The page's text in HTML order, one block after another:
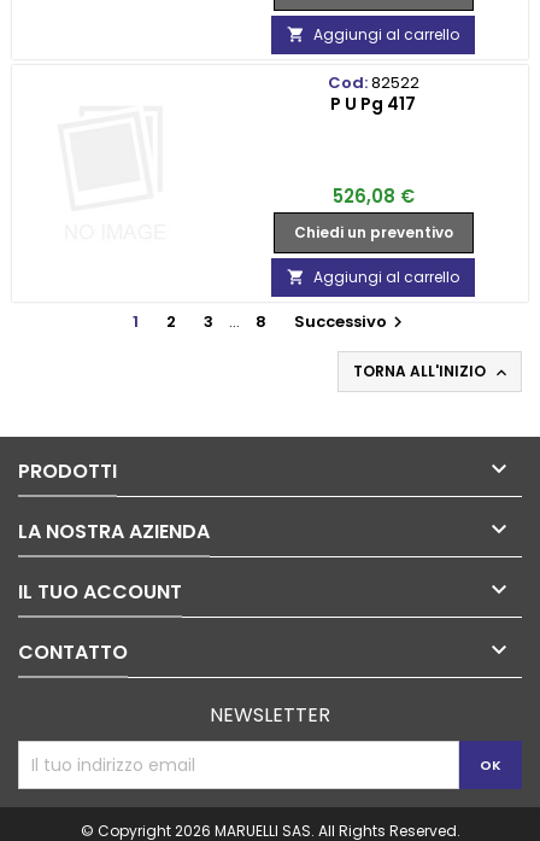
 Aggiungi al carrello
Cod:82522
P U Pg 417
Prezzo
526,08 €
Chiedi un preventivo
 Aggiungi al carrello
1 2 3 … 8 Successivo 
TORNA ALL'INIZIO 
PRODOTTI 
LA NOSTRA AZIENDA 
IL TUO ACCOUNT 
CONTATTO 
NEWSLETTER
© Copyright 2026 MARUELLI SAS. All Rights Reserved.